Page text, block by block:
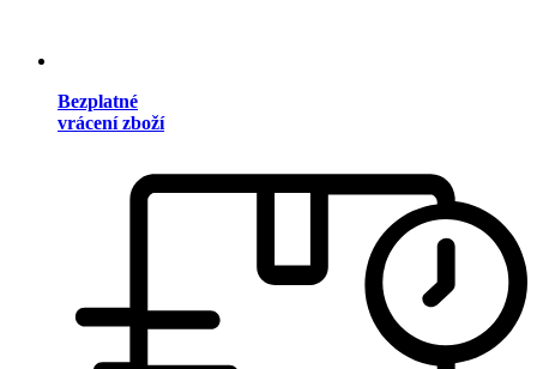
Bezplatné
vrácení zboží